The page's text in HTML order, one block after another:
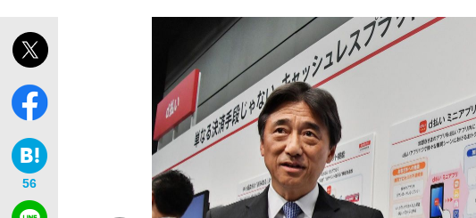
「敗因分析は一切聞かれなかった」侍ジャパン選手が証言
キングの誕生を、目撃せよ。
the Style
56